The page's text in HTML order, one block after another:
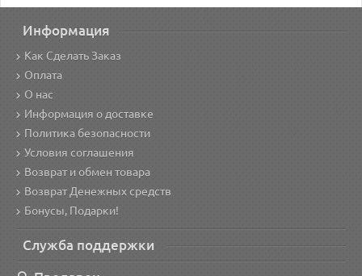
Информация
Как Сделать Заказ
Оплата
О нас
Информация о доставке
Политика безопасности
Условия соглашения
Возврат и обмен товара
Возврат Денежных средств
Бонусы, Подарки!
Служба поддержки